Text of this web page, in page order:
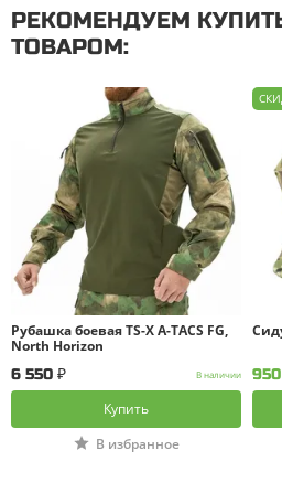
РЕКОМЕНДУЕМ
ТОВАРОМ
Рубашка боевая TS-X A-TACS FG,
North Horizon
6 550 ₽
В наличии
Купить
В избранное